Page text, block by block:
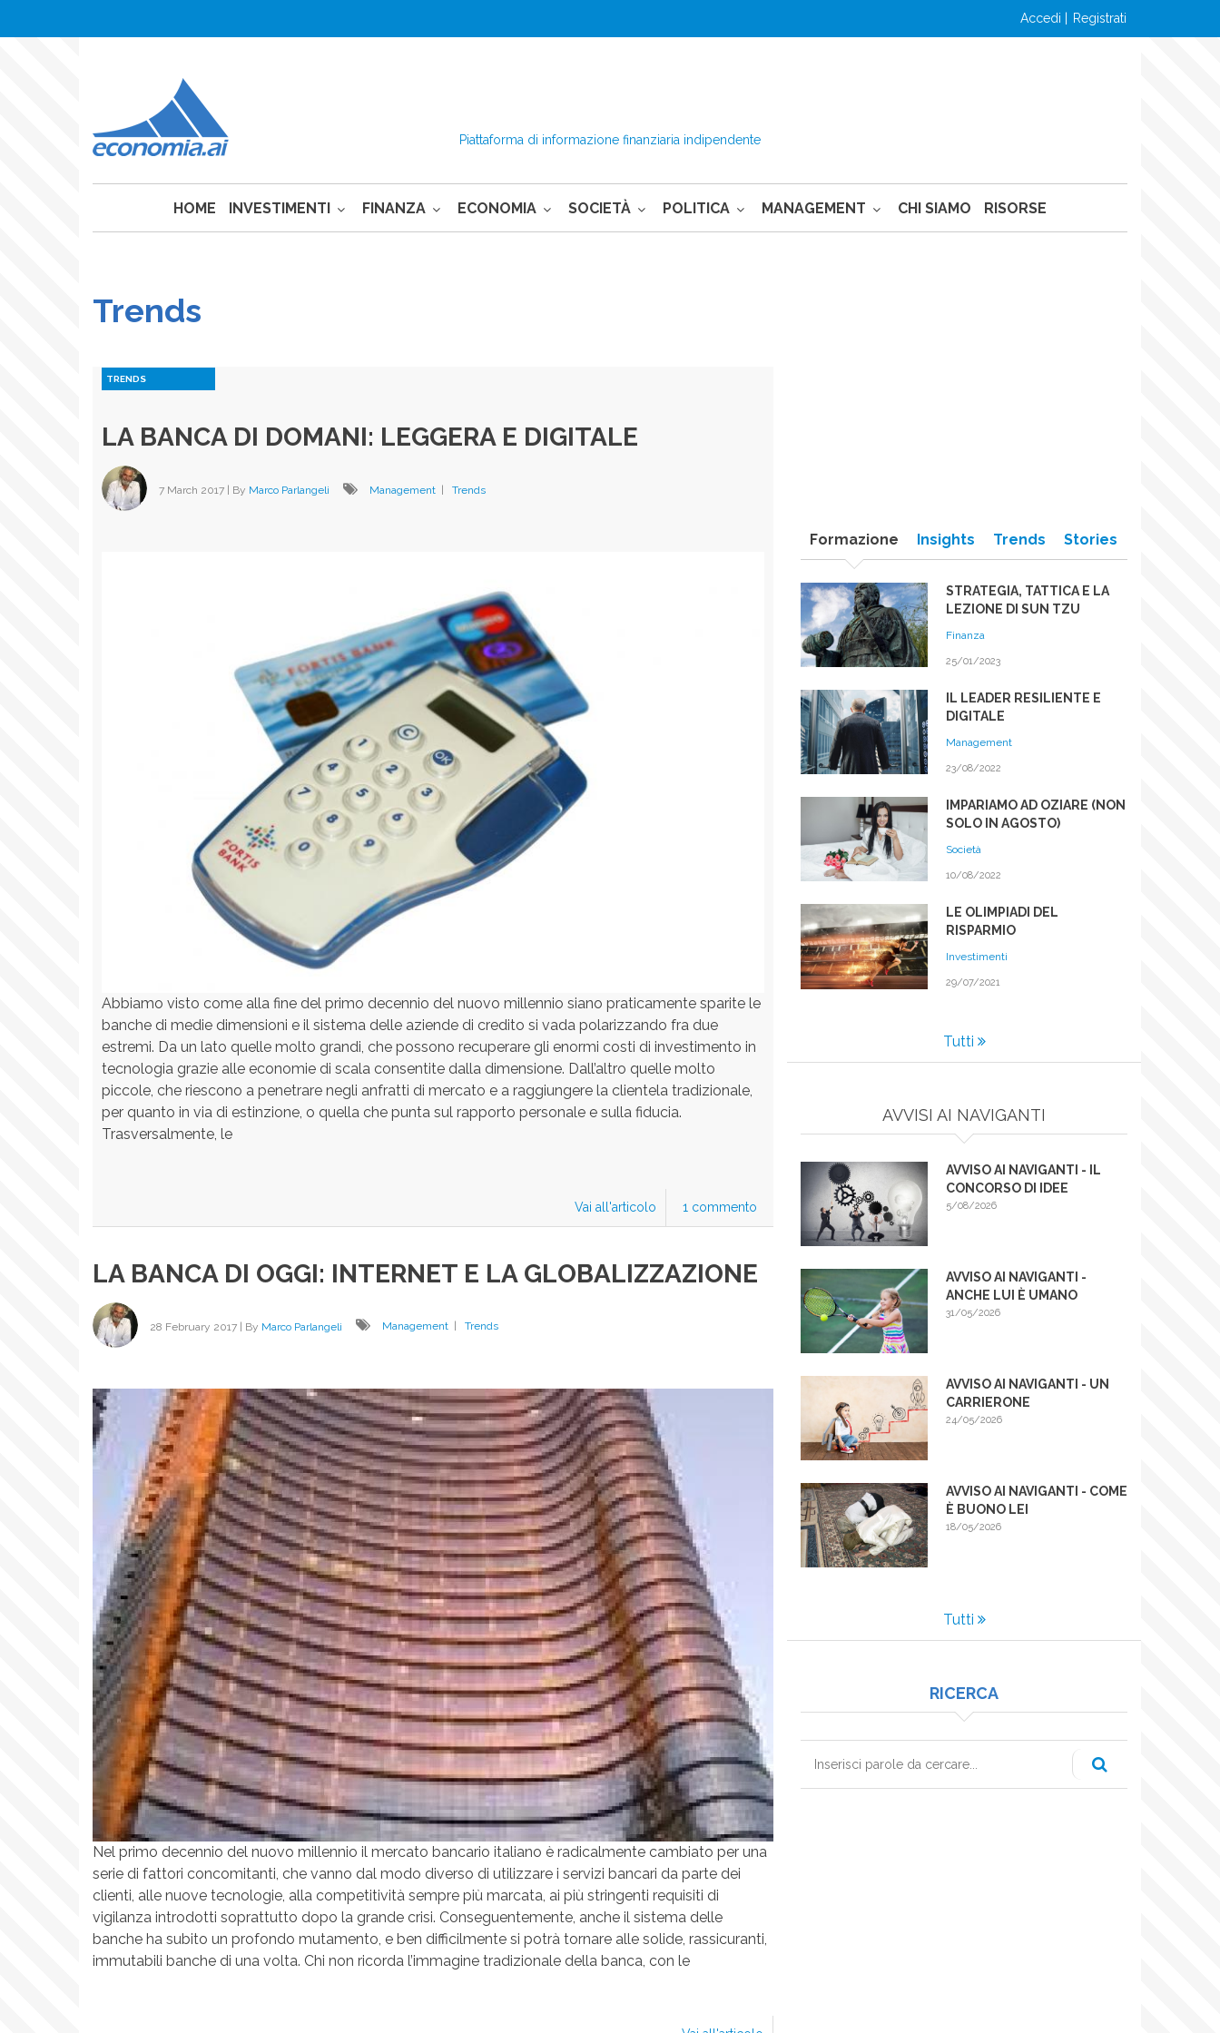
Menu
accedi registrati
Piattaforma di informazione finanziaria indipendente
HOME INVESTIMENTI FINANZA ECONOMIA SOCIETÀ POLITICA MANAGEMENT CHI SIAMO RISORSE
Trends
TRENDS
LA BANCA DI DOMANI: LEGGERA E DIGITALE
7 March 2017 | By Marco Parlangeli Management | Trends
Abbiamo visto come alla fine del primo decennio del nuovo millennio siano praticamente sparite le
banche di medie dimensioni e il sistema delle aziende di credito si vada polarizzando fra due
estremi. Da un lato quelle molto grandi, che possono recuperare gli enormi costi di investimento in
tecnologia grazie alle economie di scala consentite dalla dimensione. Dall’altro quelle molto
piccole, che riescono a penetrare negli anfratti di mercato e a raggiungere la clientela tradizionale,
per quanto in via di estinzione, o quella che punta sul rapporto personale e sulla fiducia.
Trasversalmente, le
Vai all'articolo
banca
domani:
leggera
1 commento
LA BANCA DI OGGI: INTERNET E LA GLOBALIZZAZIONE
28 February 2017 | By Marco Parlangeli Management Trends
Nel primo decennio del nuovo millennio il mercato bancario italiano è radicalmente cambiato per una
serie di fattori concomitanti, che vanno dal modo diverso di utilizzare i servizi bancari da parte dei
clienti, alle nuove tecnologie, alla competitività sempre più marcata, ai più stringenti requisiti di
vigilanza introdotti soprattutto dopo la grande crisi. Conseguentemente, anche il sistema delle
banche ha subito un profondo mutamento, e ben difficilmente si potrà tornare alle solide, rassicuranti,
immutabili banche di una volta. Chi non ricorda l’immagine tradizionale della banca, con le
Formazione Insights Trends Stories
STRATEGIA, TATTICA E LA
LEZIONE DI SUN TZU
Finanza
25/01/2023
IL LEADER RESILIENTE E
DIGITALE
Management
23/08/2022
IMPARIAMO AD OZIARE (NON
SOLO IN AGOSTO)
Società
10/08/2022
LE OLIMPIADI DEL
RISPARMIO
Investimenti
29/07/2021
Tutti
AVVISI AI NAVIGANTI
AVVISO AI NAVIGANTI - IL
CONCORSO DI IDEE
5/08/2026
AVVISO AI NAVIGANTI -
ANCHE LUI È UMANO
31/05/2026
AVVISO AI NAVIGANTI - UN
CARRIERONE
24/05/2026
AVVISO AI NAVIGANTI - COME
È BUONO LEI
18/05/2026
Tutti
RICERCA